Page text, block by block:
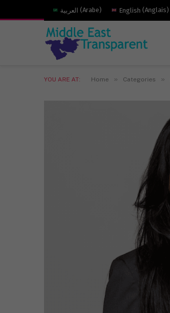
العربية (Arabe) English (Anglais)
YOU ARE AT: Home » Categories »